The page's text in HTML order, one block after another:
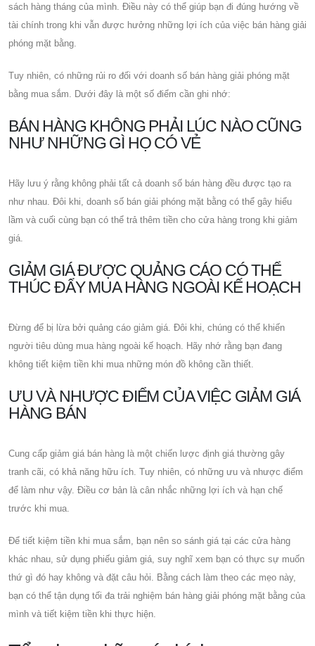
sách hàng tháng của mình. Điều này có thể giúp bạn đi đúng hướng về
tài chính trong khi vẫn được hưởng những lợi ích của việc bán hàng giải
phóng mặt bằng.
Tuy nhiên, có những rủi ro đối với doanh số bán hàng giải phóng mặt
bằng mua sắm. Dưới đây là một số điểm cần ghi nhớ:
BÁN HÀNG KHÔNG PHẢI LÚC NÀO CŨNG
NHƯ NHỮNG GÌ HỌ CÓ VẺ
Hãy lưu ý rằng không phải tất cả doanh số bán hàng đều được tạo ra
như nhau. Đôi khi, doanh số bán giải phóng mặt bằng có thể gây hiểu
lầm và cuối cùng bạn có thể trả thêm tiền cho cửa hàng trong khi giảm
giá.
GIẢM GIÁ ĐƯỢC QUẢNG CÁO CÓ THỂ
THÚC ĐẨY MUA HÀNG NGOÀI KẾ HOẠCH
Đừng để bị lừa bởi quảng cáo giảm giá. Đôi khi, chúng có thể khiến
người tiêu dùng mua hàng ngoài kế hoạch. Hãy nhớ rằng bạn đang
không tiết kiệm tiền khi mua những món đồ không cần thiết.
ƯU VÀ NHƯỢC ĐIỂM CỦA VIỆC GIẢM GIÁ
HÀNG BÁN
Cung cấp giảm giá bán hàng là một chiến lược định giá thường gây
tranh cãi, có khả năng hữu ích. Tuy nhiên, có những ưu và nhược điểm
để làm như vậy. Điều cơ bản là cân nhắc những lợi ích và hạn chế
trước khi mua.
Để tiết kiệm tiền khi mua sắm, bạn nên so sánh giá tại các cửa hàng
khác nhau, sử dụng phiếu giảm giá, suy nghĩ xem bạn có thực sự muốn
thứ gì đó hay không và đặt câu hỏi. Bằng cách làm theo các mẹo này,
bạn có thể tận dụng tối đa trải nghiệm bán hàng giải phóng mặt bằng của
mình và tiết kiệm tiền khi thực hiện.